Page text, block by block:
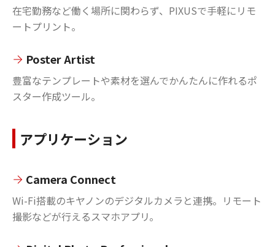
在宅勤務など働く場所に関わらず、PIXUSで手軽にリモ
ートプリント。
Poster Artist
豊富なテンプレートや素材を選んでかんたんに作れるポ
スター作成ツール。
アプリケーション
Camera Connect
Wi-Fi搭載のキヤノンのデジタルカメラと連携。リモート
撮影などが行えるスマホアプリ。